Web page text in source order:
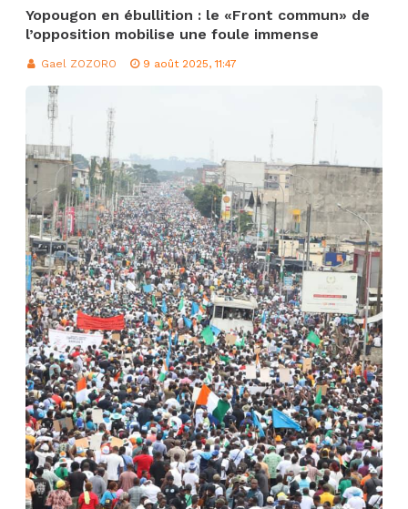
Yopougon en ébullition : le «Front commun» de
l’opposition mobilise une foule immense
Gael ZOZORO 9 août 2025, 11:47